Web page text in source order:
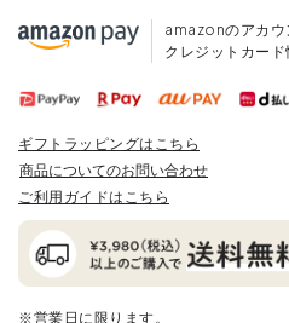
amazonのアカウ
クレジットカード
ギフトラッピングはこちら
商品についてのお問い合わせ
ご利用ガイドはこちら
※営業日に限ります。